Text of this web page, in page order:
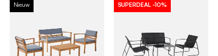
Nieuw SUPERDEAL -10%